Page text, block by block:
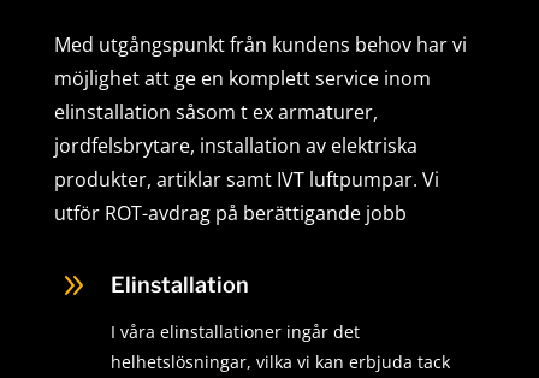
Med utgångspunkt från kundens behov har vi
möjlighet att ge en komplett service inom
elinstallation såsom t ex armaturer,
jordfelsbrytare, installation av elektriska
produkter, artiklar samt IVT luftpumpar. Vi
utför ROT-avdrag på berättigande jobb
9 Elinstallation
I våra elinstallationer ingår det
helhetslösningar, vilka vi kan erbjuda tack